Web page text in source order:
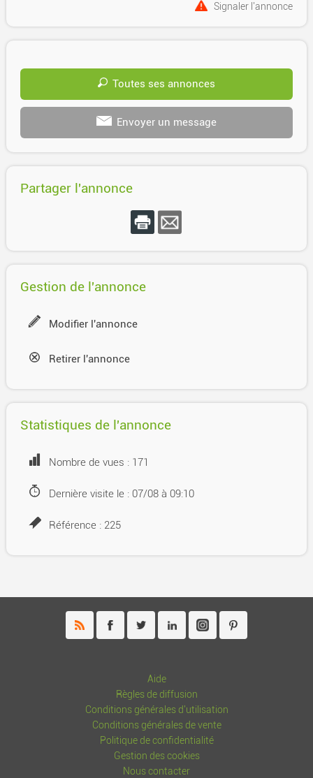
Signaler l'annonce
Toutes ses annonces
Envoyer un message
Partager l'annonce
Gestion de l'annonce
Modifier l'annonce
Retirer l'annonce
Statistiques de l'annonce
Nombre de vues : 171
Dernière visite le : 07/08 à 09:10
Référence : 225
Aide
Règles de diffusion
Conditions générales d'utilisation
Conditions générales de vente
Politique de confidentialité
Gestion des cookies
Nous contacter